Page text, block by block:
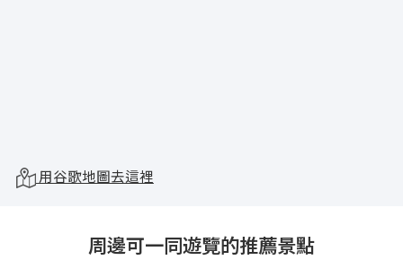
用谷歌地圖去這裡
周邊可一同遊覽的推薦景點